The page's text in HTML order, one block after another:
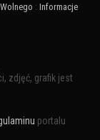
: Informacje
zdjęć, grafik jest
portalu